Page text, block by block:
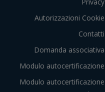
Autorizzazioni Cookie
Contatti
Domanda associativa
Modulo autocertificazione
Modulo autocertificazione